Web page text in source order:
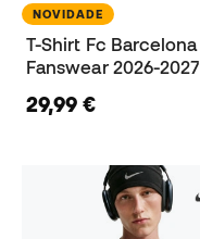
NOVIDADE
T-Shirt Fc Barcelona
Fanswear 2026-2027
29,99 €